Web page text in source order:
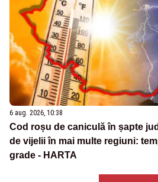
6 aug. 2026, 10:38
Cod roșu de caniculă în șapte
de vijelii în mai multe regiuni:
grade - HARTA